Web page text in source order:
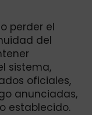
perder el
del
sistema,
oficiales,
anunciadas,
establecido.